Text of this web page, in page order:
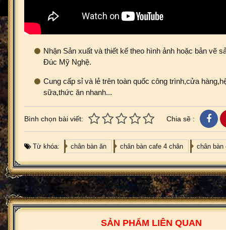
Nhận Sản xuất và thiết kế theo hình ảnh hoặc bản vẽ
Đúc Mỹ Nghệ.
Cung cấp sỉ và lẻ trên toàn quốc công trình,cửa
sữa,thức ăn nhanh...
Bình chọn bài viết: Chia sẽ :
Từ khóa: chân bàn ăn chân bàn cafe 4 chân chân bàn
SẢN PHẨM LIÊN QUAN